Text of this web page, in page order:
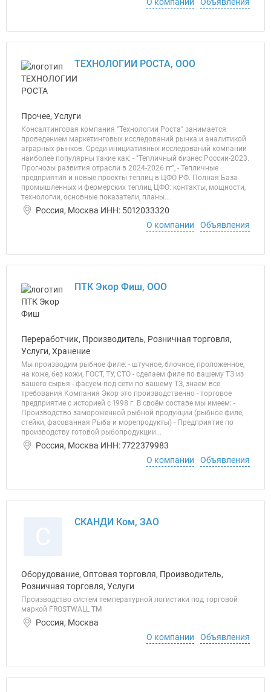
ТЕХНОЛОГИИ РОСТА, ООО
Прочее, Услуги
Консалтинговая компания "Технологии Роста" занимается
проведением маркетинговых исследований рынка и аналитикой
аграрных рынков. Среди инициативных исследований компании
наиболее популярны такие как: - "Тепличный бизнес России-2023.
Прогнозы развития отрасли в 2024-2026 гг", - Тепличные
предприятия и новые проекты теплиц в ЦФО РФ. Полная База
промышленных и фермерских теплиц ЦФО: контакты, мощности,
технологии, основные показатели, планы...
Россия, Москва ИНН: 5012033320
О компании
Объявления
ПТК Экор Фиш, ООО
Переработчик, Производитель, Розничная торговля,
Услуги, Хранение
Мы производим рыбное филе: - штучное, блочное, проложенное,
на коже, без кожи, ГОСТ, ТУ, СТО - сделаем филе по вашему ТЗ из
вашего сырья - фасуем под сети по вашему ТЗ, знаем все
требования Компания Экор это производственно - торговое
предприятие с историей с 1998 г. В своём составе мы имеем: -
Производство замороженной рыбной продукции (рыбное филе,
стейки, фасованная Рыба и морепродукты) - Предприятие по
производству готовой рыбопродукции...
Россия, Москва ИНН: 7722379983
О компании
Объявления
СКАНДИ Ком, ЗАО
Оборудование, Оптовая торговля, Производитель,
Розничная торговля, Услуги
Производство систем температурной логистики под торговой
маркой FROSTWALL ТМ
Россия, Москва
О компании
Объявления